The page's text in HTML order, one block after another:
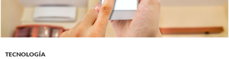
TECNOLOGÍA